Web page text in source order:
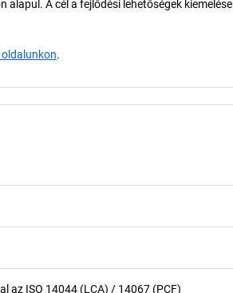
A cél a fejlődési lehetőségek kiemelése
.
az ISO 14044 (LCA) / 14067 (PCF)